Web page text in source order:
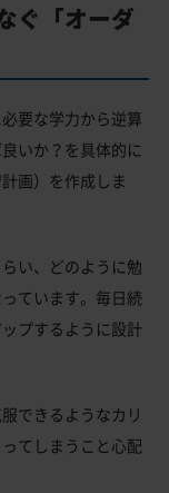
ぐ「オーダ
要な学力から逆算
いか？を具体的に
画）を作成しま
い、どのように勉
ています。毎日続
プするように設計
できるようなカリ
てしまうこと心配